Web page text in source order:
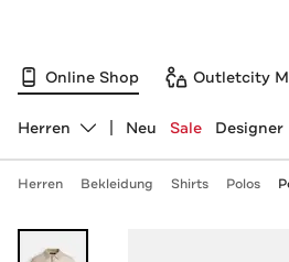
Online Shop Outletcity
Abteilung ändern, ausgewählt:
Herren Neu Sale Designer
Herren Bekleidung Shirts Polos